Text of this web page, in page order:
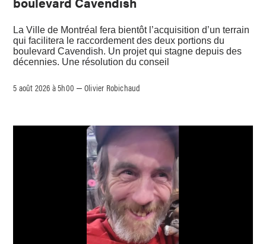
La Ville de Montréal fera bientôt l’acquisition d’un terrain
qui facilitera le raccordement des deux portions du
boulevard Cavendish. Un projet qui stagne depuis des
décennies. Une résolution du conseil
5 août 2026 à 5h00 –Olivier Robichaud